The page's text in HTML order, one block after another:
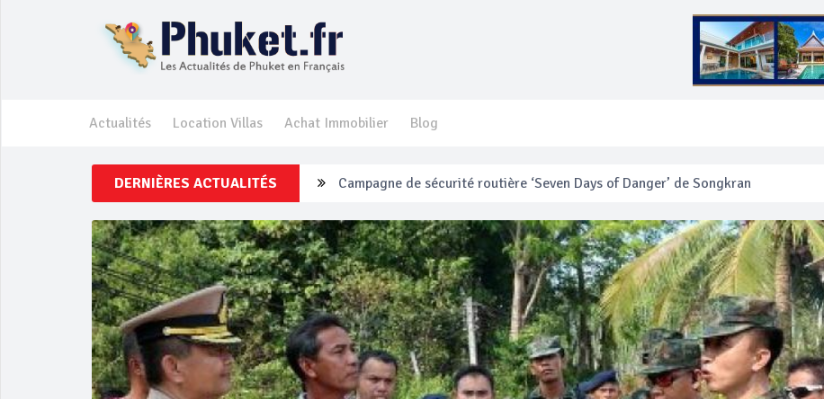
Actualités Location Villas Achat Immobilier Blog
DERNIÈRES ACTUALITÉS Un touriste français blessé en se faisant arracher son collier en or
Phuket Peranakan Festival
‘Phuket Eye’ assurera la sécurité pendant Songkran
Phuket augmente les prix des bateaux vers Koh Phi Phi et des excursions en mer
Campagne de sécurité routière ‘Seven Days of Danger’ de Songkran